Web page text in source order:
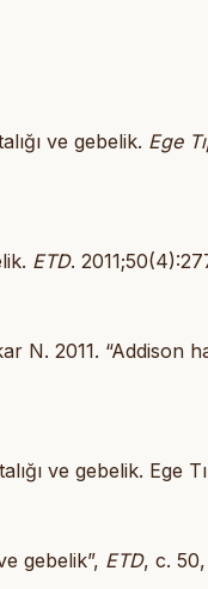
ve gebelik. Ege
ETD.
2011. “Addison
ve gebelik. Ege
gebelik”, ETD, c.